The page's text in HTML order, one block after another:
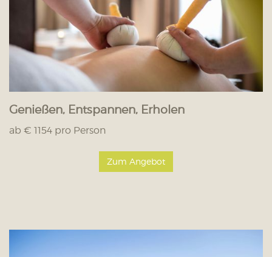
Genießen, Entspannen, Erholen
ab € 1154 pro Person
Zum Angebot